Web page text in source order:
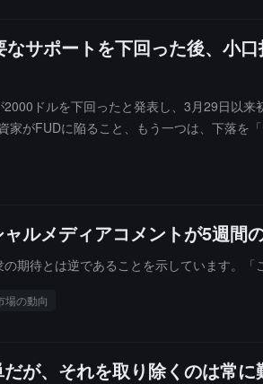
います。現在の楽観的な感情はETFのショ
サポートを下回った後、小
ドルを下回ったと発表し、3月29日以
家がFUDに陥ること、もう一つは、下落
感情は過度に楽観的であり、歴史的に見
ルメディアコメントが5週間
期待とは逆であることを示しています。
場の動向
が、それを取り除くのは常に